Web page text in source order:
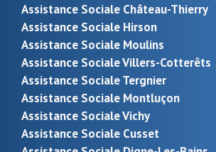
Assistance Sociale Château-Thierry
Assistance Sociale Hirson
Assistance Sociale Moulins
Assistance Sociale Villers-Cotterêts
Assistance Sociale Tergnier
Assistance Sociale Montluçon
Assistance Sociale Vichy
Assistance Sociale Cusset